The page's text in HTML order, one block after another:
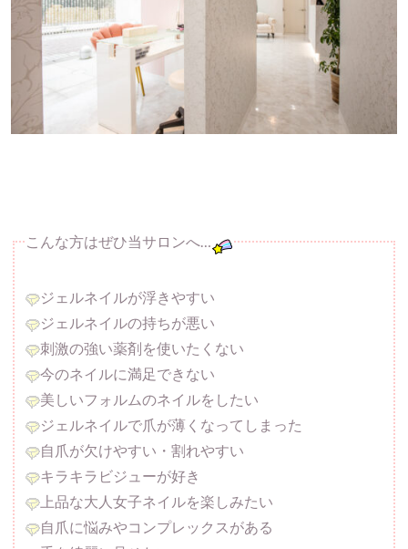
こんな方はぜひ当サロンへ…
ジェルネイルが浮きやすい
ジェルネイルの持ちが悪い
刺激の強い薬剤を使いたくない
今のネイルに満足できない
美しいフォルムのネイルをしたい
ジェルネイルで爪が薄くなってしまった
自爪が欠けやすい・割れやすい
キラキラビジューが好き
上品な大人女子ネイルを楽しみたい
自爪に悩みやコンプレックスがある